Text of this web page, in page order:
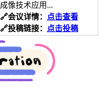
成像技术应用...
🔗会议详情：
点击查看
🔗投稿链接：
点击投稿